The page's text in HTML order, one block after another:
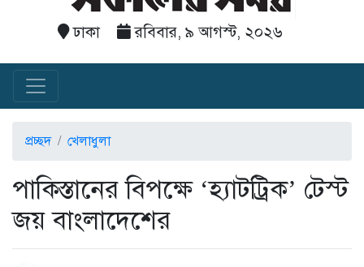
ঢাকা রবিবার, ৯ আগস্ট, ২০২৬
প্রচ্ছদ খেলাধুলা
পাকিস্তানের বিপক্ষে ‘হ্যাটট্রিক’ টেস্ট
জয় বাংলাদেশের